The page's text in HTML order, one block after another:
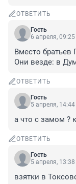
ОТВЕТИТЬ
Гость
6 апреля, 09:25
Вместо
Они везде: в
ОТВЕТИТЬ
Гость
5 апреля, 14:44
а что с замом ?
ОТВЕТИТЬ
Гость
5 апреля, 13:38
взятки в